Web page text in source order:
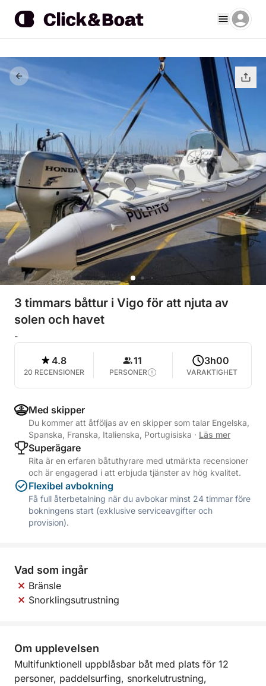
3 timmars båttur i Vigo för att njuta av
solen och havet
-
4.8
20 RECENSIONER
11
PERSONER
3h00
VARAKTIGHET
Med skipper
Du kommer att åtföljas av en skipper som talar Engelska,
Spanska, Franska, Italienska, Portugisiska · Läs mer
Superägare
Rita är en erfaren båtuthyrare med utmärkta recensioner
och är engagerad i att erbjuda tjänster av hög kvalitet.
Flexibel avbokning
Få full återbetalning när du avbokar minst 24 timmar före
bokningens start (exklusive serviceavgifter och
provision).
Vad som ingår
Bränsle
Snorklingsutrustning
Om upplevelsen
Multifunktionell uppblåsbar båt med plats för 12
personer, paddelsurfing, snorkelutrustning,